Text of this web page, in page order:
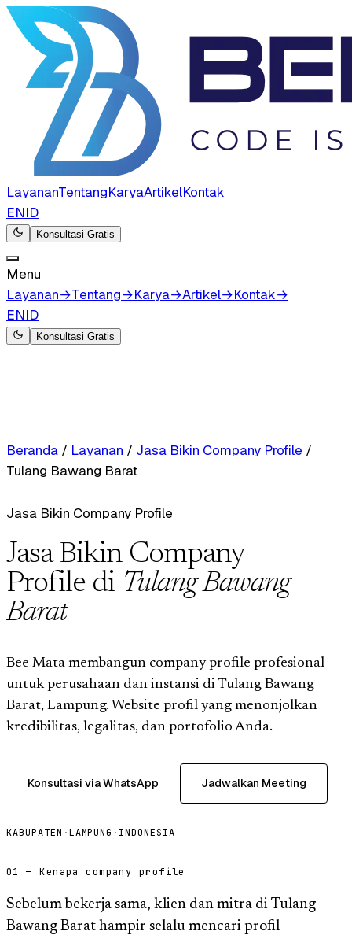
LayananTentangKaryaArtikelKontak
ENID
Konsultasi Gratis
Menu
Layanan→Tentang→Karya→Artikel→Kontak→
ENID
Konsultasi Gratis
Beranda / Layanan / Jasa Bikin Company Profile /
Tulang Bawang Barat
Jasa Bikin Company Profile
Jasa Bikin Company
Profile di Tulang Bawang
Barat
Bee Mata membangun company profile profesional
untuk perusahaan dan instansi di Tulang Bawang
Barat, Lampung. Website profil yang menonjolkan
kredibilitas, legalitas, dan portofolio Anda.
Konsultasi via WhatsApp Jadwalkan Meeting
KABUPATEN ·LAMPUNG · INDONESIA
01 — Kenapa company profile
Sebelum bekerja sama, klien dan mitra di Tulang
Bawang Barat hampir selalu mencari profil